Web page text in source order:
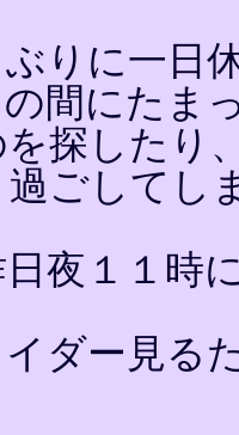
りに一日
の間にたま
を探したり
ごしてし
日夜１１時
ダー見る